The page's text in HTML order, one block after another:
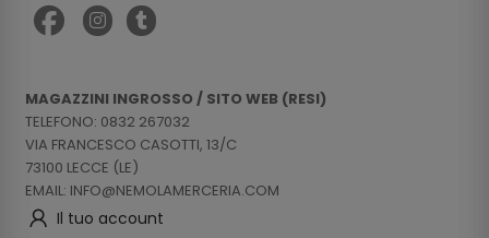
MAGAZZINI INGROSSO / SITO WEB (RESI)
TELEFONO: 0832 267032
VIA FRANCESCO CASOTTI, 13/C
73100 LECCE (LE)
EMAIL: INFO@NEMOLAMERCERIA.COM
Il tuo account